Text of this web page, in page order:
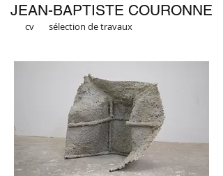
JEAN-BAPTISTE COURONNE
cv sélection de travaux